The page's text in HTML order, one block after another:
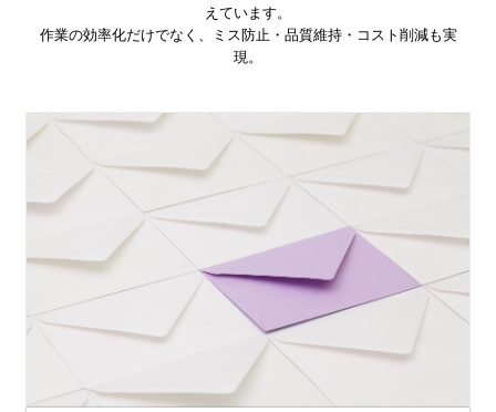
えています。
作業の効率化だけでなく、ミス防止・品質維持・コスト削減も実
現。